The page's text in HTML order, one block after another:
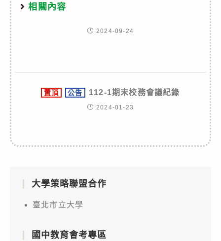
相關內容
2024-09-24
置頂 公告 112-1期末校務會議紀錄
2024-01-23
大學策略聯盟合作
臺北市立大學
國中教育會考專區